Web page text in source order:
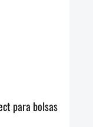
para bolsas